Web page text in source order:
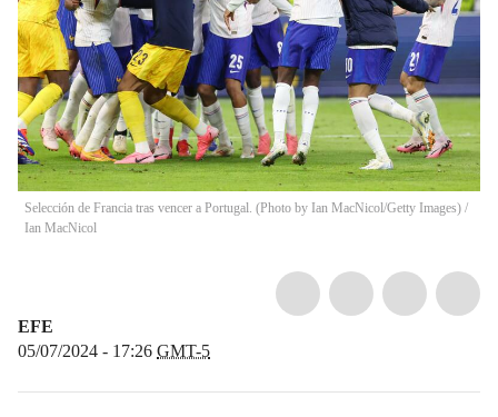
Selección de Francia tras vencer a Portugal. (Photo by Ian MacNicol/Getty Images) /
Ian MacNicol
EFE
05/07/2024 - 17:26 GMT-5